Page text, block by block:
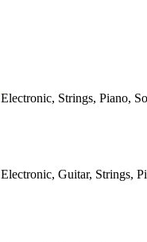
Electronic, Strings, Piano,
Electronic, Guitar, Strings,